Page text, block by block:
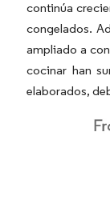
continúa
congelados.
ampliado a
cocinar han
elaborados,